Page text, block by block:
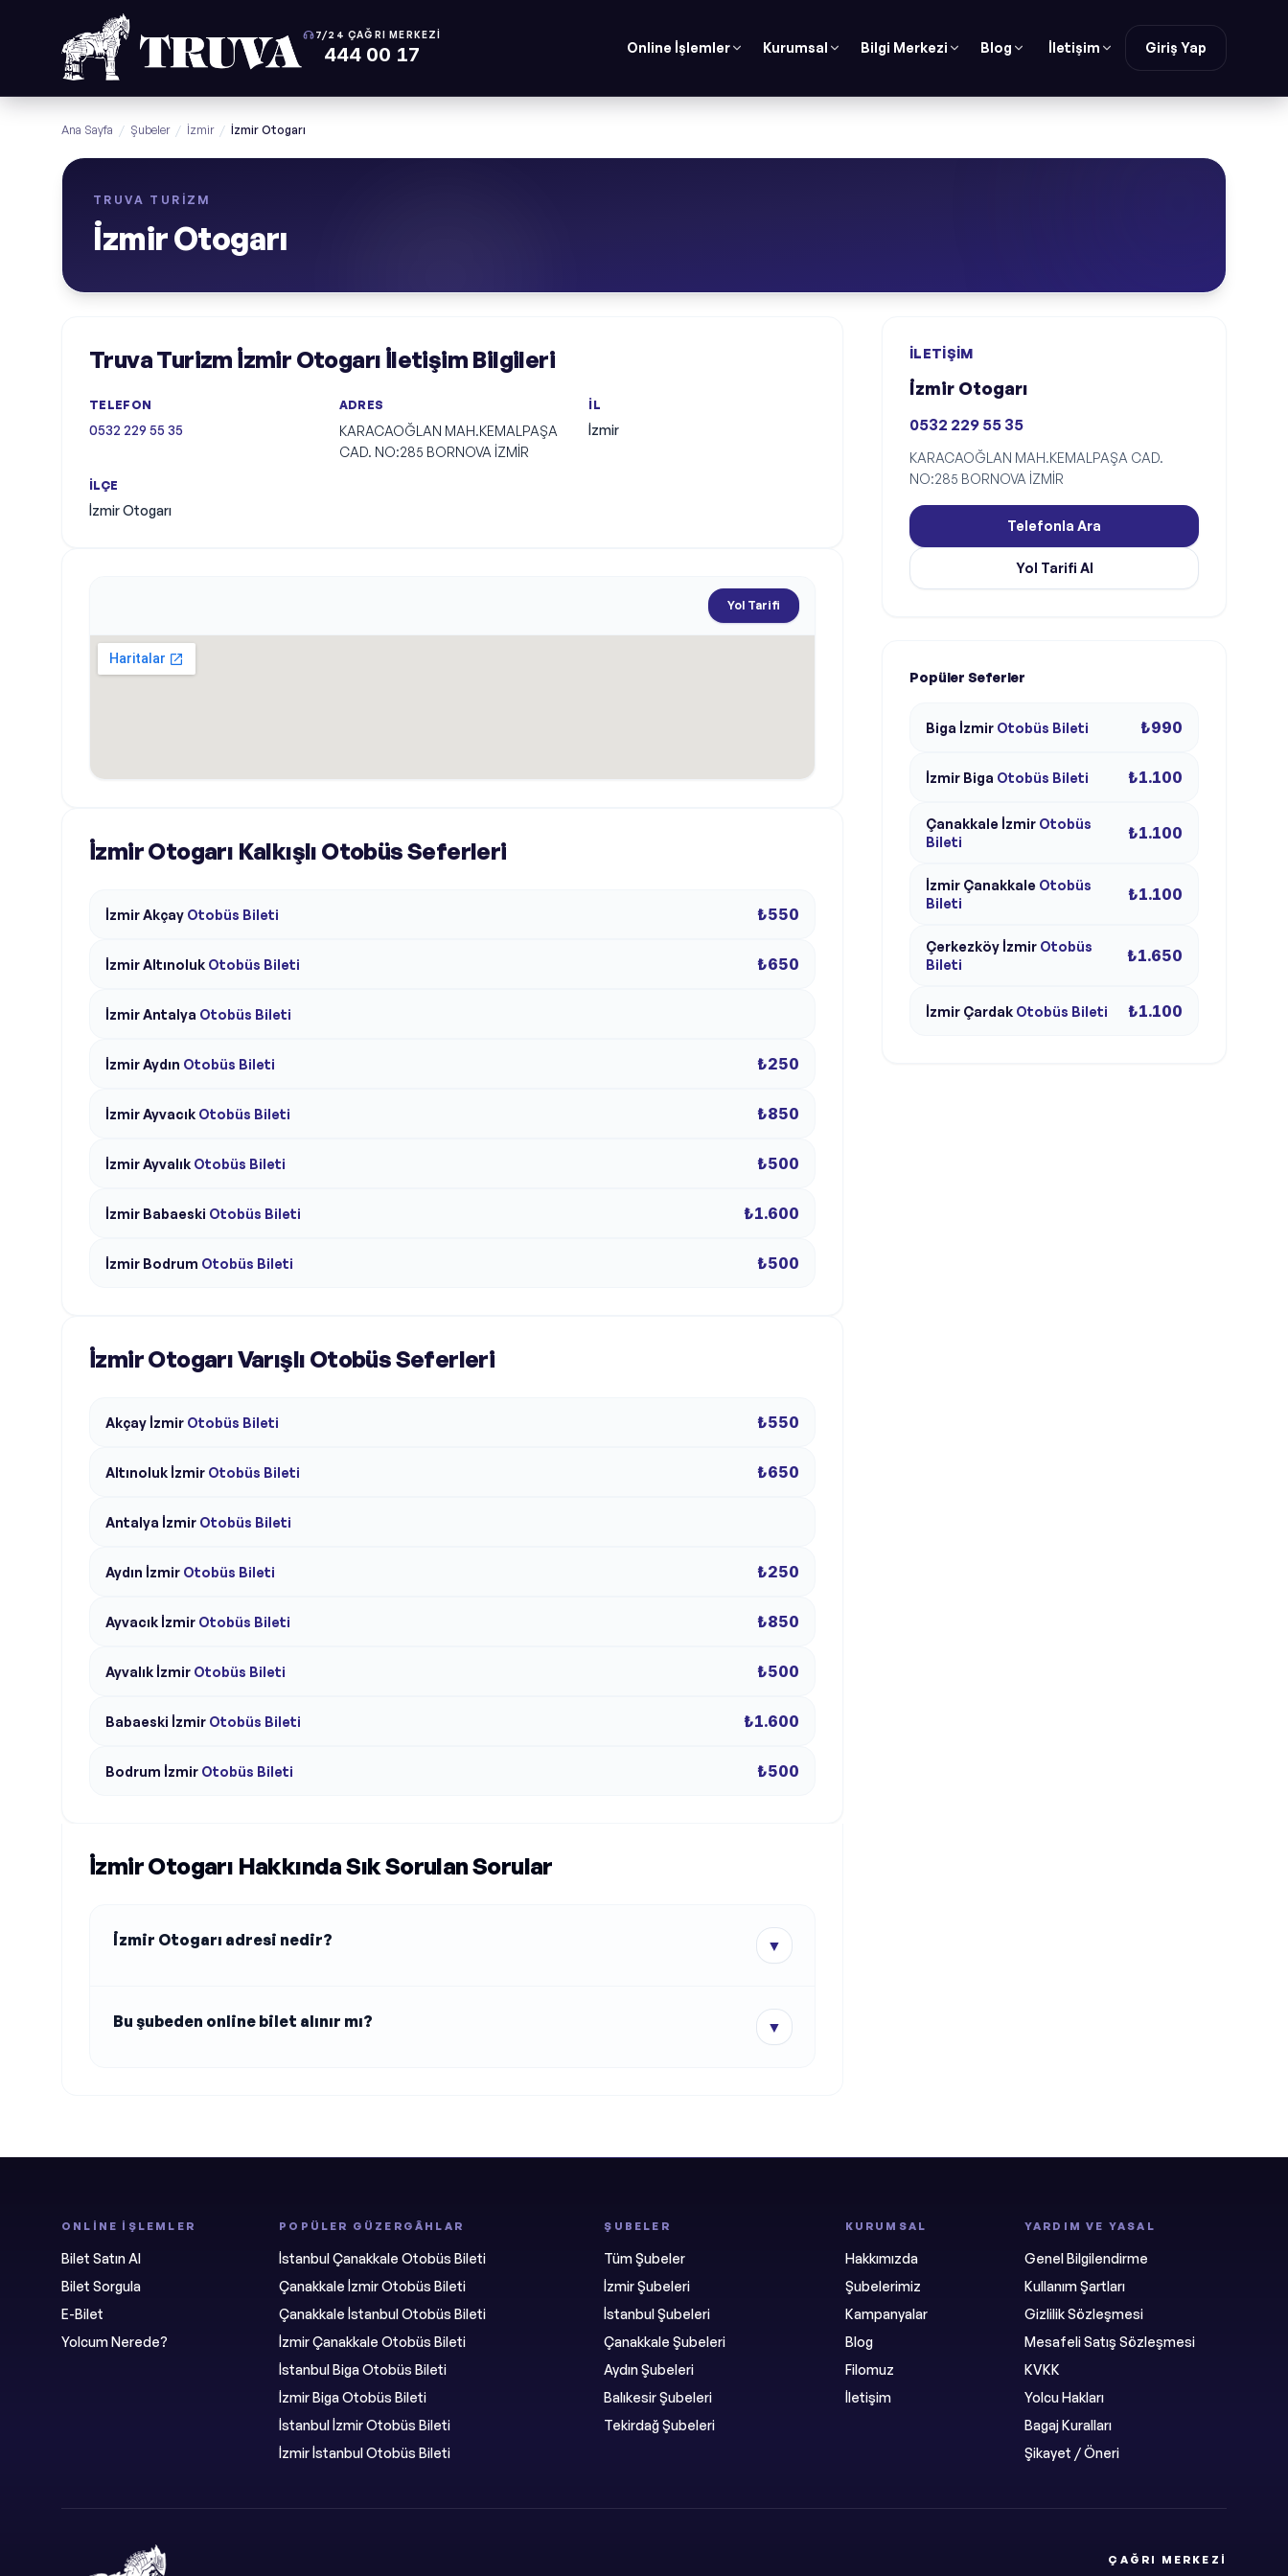
7/24 ÇAĞRI MERKEZI
444 00 17 Online İşlemler Kurumsal Bilgi Merkezi Blog İletişim Giriş Yap
Ana Sayfa / Şubeler / İzmir / İzmir Otogarı
TRUVA TURIZM
İzmir Otogarı
Truva Turizm İzmir Otogarı İletişim Bilgileri
TELEFON
0532 229 55 35
ADRES
KARACAOĞLAN MAH.KEMALPAŞA
CAD. NO:285 BORNOVA İZMİR
İL
İzmir
İLÇE
İzmir Otogarı
Yol Tarifi
İzmir Otogarı Kalkışlı Otobüs Seferleri
İzmirAkçay Otobüs Bileti ₺550
İzmirAltınoluk Otobüs Bileti ₺650
İzmirAntalya Otobüs Bileti
İzmirAydın Otobüs Bileti ₺250
İzmirAyvacık Otobüs Bileti ₺850
İzmirAyvalık Otobüs Bileti ₺500
İzmir Babaeski Otobüs Bileti ₺1.600
İzmir Bodrum Otobüs Bileti ₺500
İzmir Otogarı Varışlı Otobüs Seferleri
Akçay İzmir Otobüs Bileti ₺550
Altınoluk İzmir Otobüs Bileti ₺650
Antalya İzmir Otobüs Bileti
Aydın İzmir Otobüs Bileti ₺250
Ayvacık İzmir Otobüs Bileti ₺850
Ayvalık İzmir Otobüs Bileti ₺500
Babaeski İzmir Otobüs Bileti ₺1.600
Bodrum İzmir Otobüs Bileti ₺500
İzmir Otogarı Hakkında Sık Sorulan Sorular
İzmir Otogarı adresi nedir? ▼
Bu şubeden online bilet alınır mı? ▼
İLETIŞIM
İzmir Otogarı
0532 229 55 35
KARACAOĞLAN MAH.KEMALPAŞA CAD.
NO:285 BORNOVA İZMİR
Telefonla Ara
Yol Tarifi Al
Popüler Seferler
Biga İzmir Otobüs Bileti ₺990
İzmir Biga Otobüs Bileti ₺1.100
Çanakkale İzmir Otobüs
Bileti
₺1.100
İzmir Çanakkale Otobüs
Bileti
₺1.100
Çerkezköy İzmir Otobüs
Bileti
₺1.650
İzmir Çardak Otobüs Bileti ₺1.100
ONLINE İŞLEMLER
Bilet Satın Al
Bilet Sorgula
E-Bilet
Yolcum Nerede?
POPÜLER GÜZERGÂHLAR
İstanbul Çanakkale Otobüs Bileti
Çanakkale İzmir Otobüs Bileti
Çanakkale İstanbul Otobüs Bileti
İzmir Çanakkale Otobüs Bileti
İstanbul Biga Otobüs Bileti
İzmir Biga Otobüs Bileti
İstanbul İzmir Otobüs Bileti
İzmir İstanbul Otobüs Bileti
ŞUBELER
Tüm Şubeler
İzmir Şubeleri
İstanbul Şubeleri
Çanakkale Şubeleri
Aydın Şubeleri
Balıkesir Şubeleri
Tekirdağ Şubeleri
KURUMSAL
Hakkımızda
Şubelerimiz
Kampanyalar
Blog
Filomuz
İletişim
YARDIM VE YASAL
Genel Bilgilendirme
Kullanım Şartları
Gizlilik Sözleşmesi
Mesafeli Satış Sözleşmesi
KVKK
Yolcu Hakları
Bagaj Kuralları
Şikayet / Öneri
ÇAĞRI MERKEZI